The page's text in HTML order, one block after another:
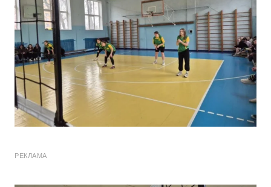
РЕКЛАМА